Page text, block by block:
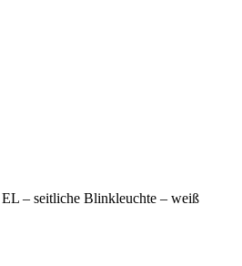
– seitliche Blinkleuchte – weiß